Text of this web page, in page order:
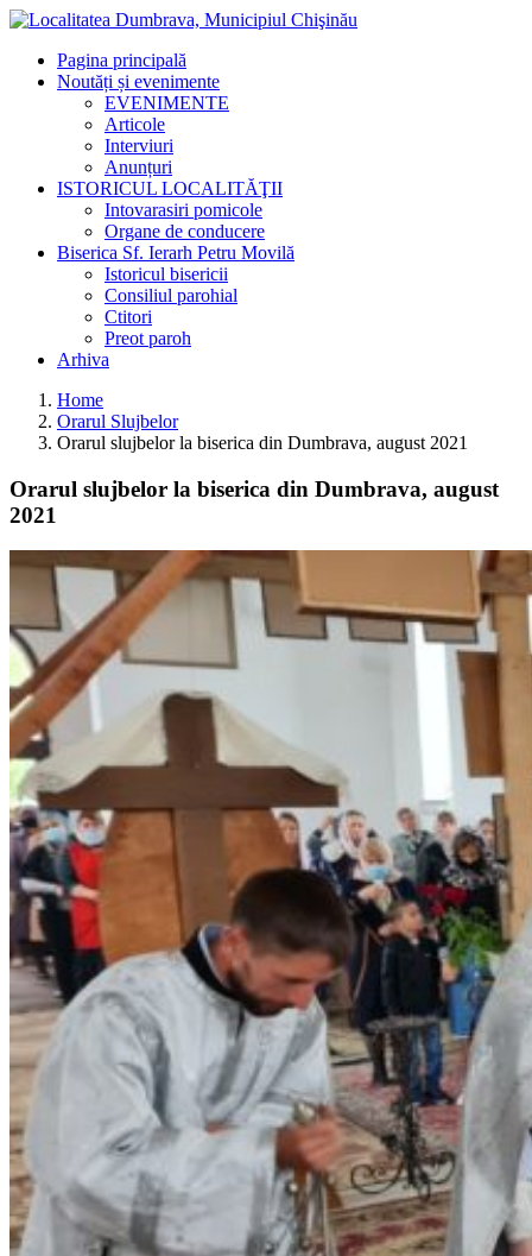
Pagina principală
Noutăți și evenimente
EVENIMENTE
Articole
Interviuri
Anunțuri
ISTORICUL LOCALITĂŢII
Intovarasiri pomicole
Organe de conducere
Biserica Sf. Ierarh Petru Movilă
Istoricul bisericii
Consiliul parohial
Ctitori
Preot paroh
Arhiva
Home
Orarul Slujbelor
Orarul slujbelor la biserica din Dumbrava, august 2021
Orarul slujbelor la biserica din Dumbrava, august
2021